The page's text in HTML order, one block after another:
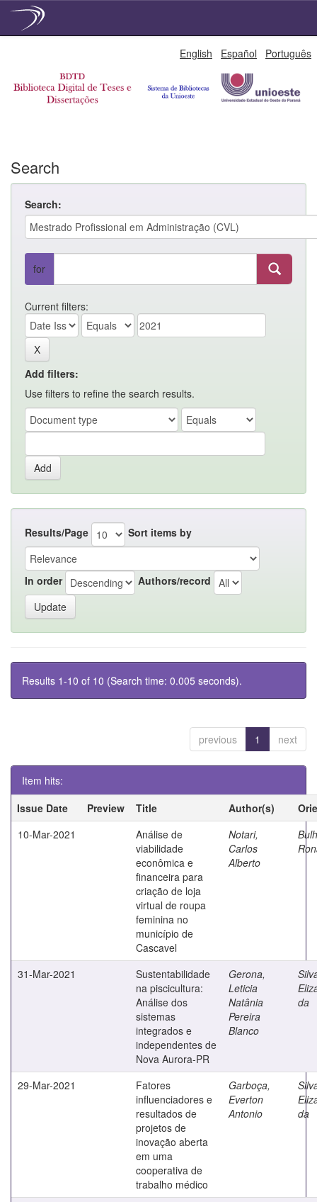
English Español Português
Search
Search:
for
Current filters:
Add filters:
Use filters to refine the search results.
Results/Page Sort items by
In order Authors/record
Results 1-10 of 10 (Search time: 0.005 seconds).
previous 1 next
Item hits:
Issue Date
Preview Title Author(s)
10-Mar-2021
Análise de
viabilidade
econômica e
financeira para
criação de loja
virtual de roupa
feminina no
município de
Cascavel
Notari,
Carlos
Alberto
31-Mar-2021
Sustentabilidade
na piscicultura:
Análise dos
sistemas
integrados e
independentes de
Nova Aurora-PR
Gerona,
Leticia
Natânia
Pereira
Blanco
da
29-Mar-2021
Fatores
influenciadores e
resultados de
projetos de
inovação aberta
em uma
cooperativa de
trabalho médico
Garboça,
Everton
Antonio
da